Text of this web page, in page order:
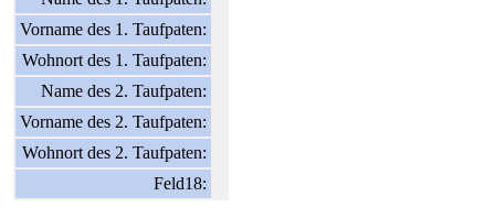
Vorname des 1. Taufpaten:
Wohnort des 1. Taufpaten:
Name des 2. Taufpaten:
Vorname des 2. Taufpaten:
Wohnort des 2. Taufpaten:
Feld18: